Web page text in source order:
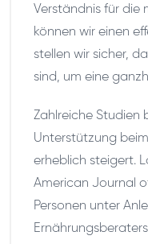
Verständnis für die
können wir einen
stellen wir sicher,
sind, um eine
Zahlreiche Studien
Unterstützung
erheblich steigert.
American Journal
Personen unter